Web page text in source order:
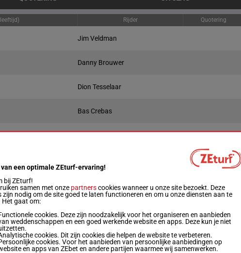
Rijder Quotering
Jim Veldman
Danny Brouwer
Dion Tesselaar
Bas Crebas
Winnend Plaats 2e 4e
1'13"5 0a
0a (2024) 0a
1'12"5 0a
een optimale ZEturf-ervaring!
bij ZEturf!
samen met onze partnerscookies wanneer u onze site bezoekt. Deze
zijn nodig om de site goed te laten functioneren en om u onze diensten aan te
Het gaat om:
cookies. Deze zijn noodzakelijk voor het organiseren en aanbieden
weddenschappen en een goed werkende website en apps. Deze kun je niet
cookies. Dit zijn cookies die helpen de website te verbeteren.
cookies. Voor het aanbieden van persoonlijke aanbiedingen op
en apps van ZEbet en andere partijen waarmee wij samenwerken.